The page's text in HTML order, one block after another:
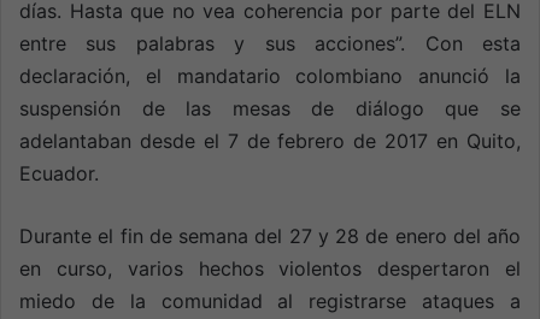
días. Hasta que no vea coherencia por parte del ELN
entre sus palabras y sus acciones”. Con esta
declaración, el mandatario colombiano anunció la
suspensión de las mesas de diálogo que se
adelantaban desde el 7 de febrero de 2017 en Quito,
Ecuador.
Durante el fin de semana del 27 y 28 de enero del año
en curso, varios hechos violentos despertaron el
miedo de la comunidad al registrarse ataques a